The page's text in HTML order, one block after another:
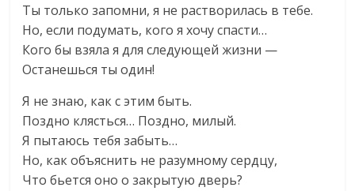
Ты только запомни, я не растворилась в тебе.
Но, если подумать, кого я хочу спасти…
Кого бы взяла я для следующей жизни —
Останешься ты один!
Я не знаю, как с этим быть.
Поздно клясться… Поздно, милый.
Я пытаюсь тебя забыть…
Но, как объяснить не разумному сердцу,
Что бьется оно о закрытую дверь?